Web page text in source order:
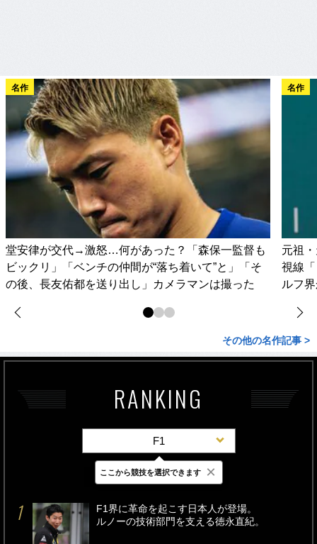
名作
堂安律が交代→激怒…何があった？「森保一監督も
ビックリ」「ベンチの仲間が“落ち着いて”と」「そ
の後、長友佑都を送り出し」カメラマンは撮った
名作
元祖
視線
ルフ
その他の名作記事 >
RANKING
F1
最新 24時間 週間
F1界に革命を起こす日本人が登場。
ルノーの技術部門を支える徳永直紀。
ここから競技を選択できます ×